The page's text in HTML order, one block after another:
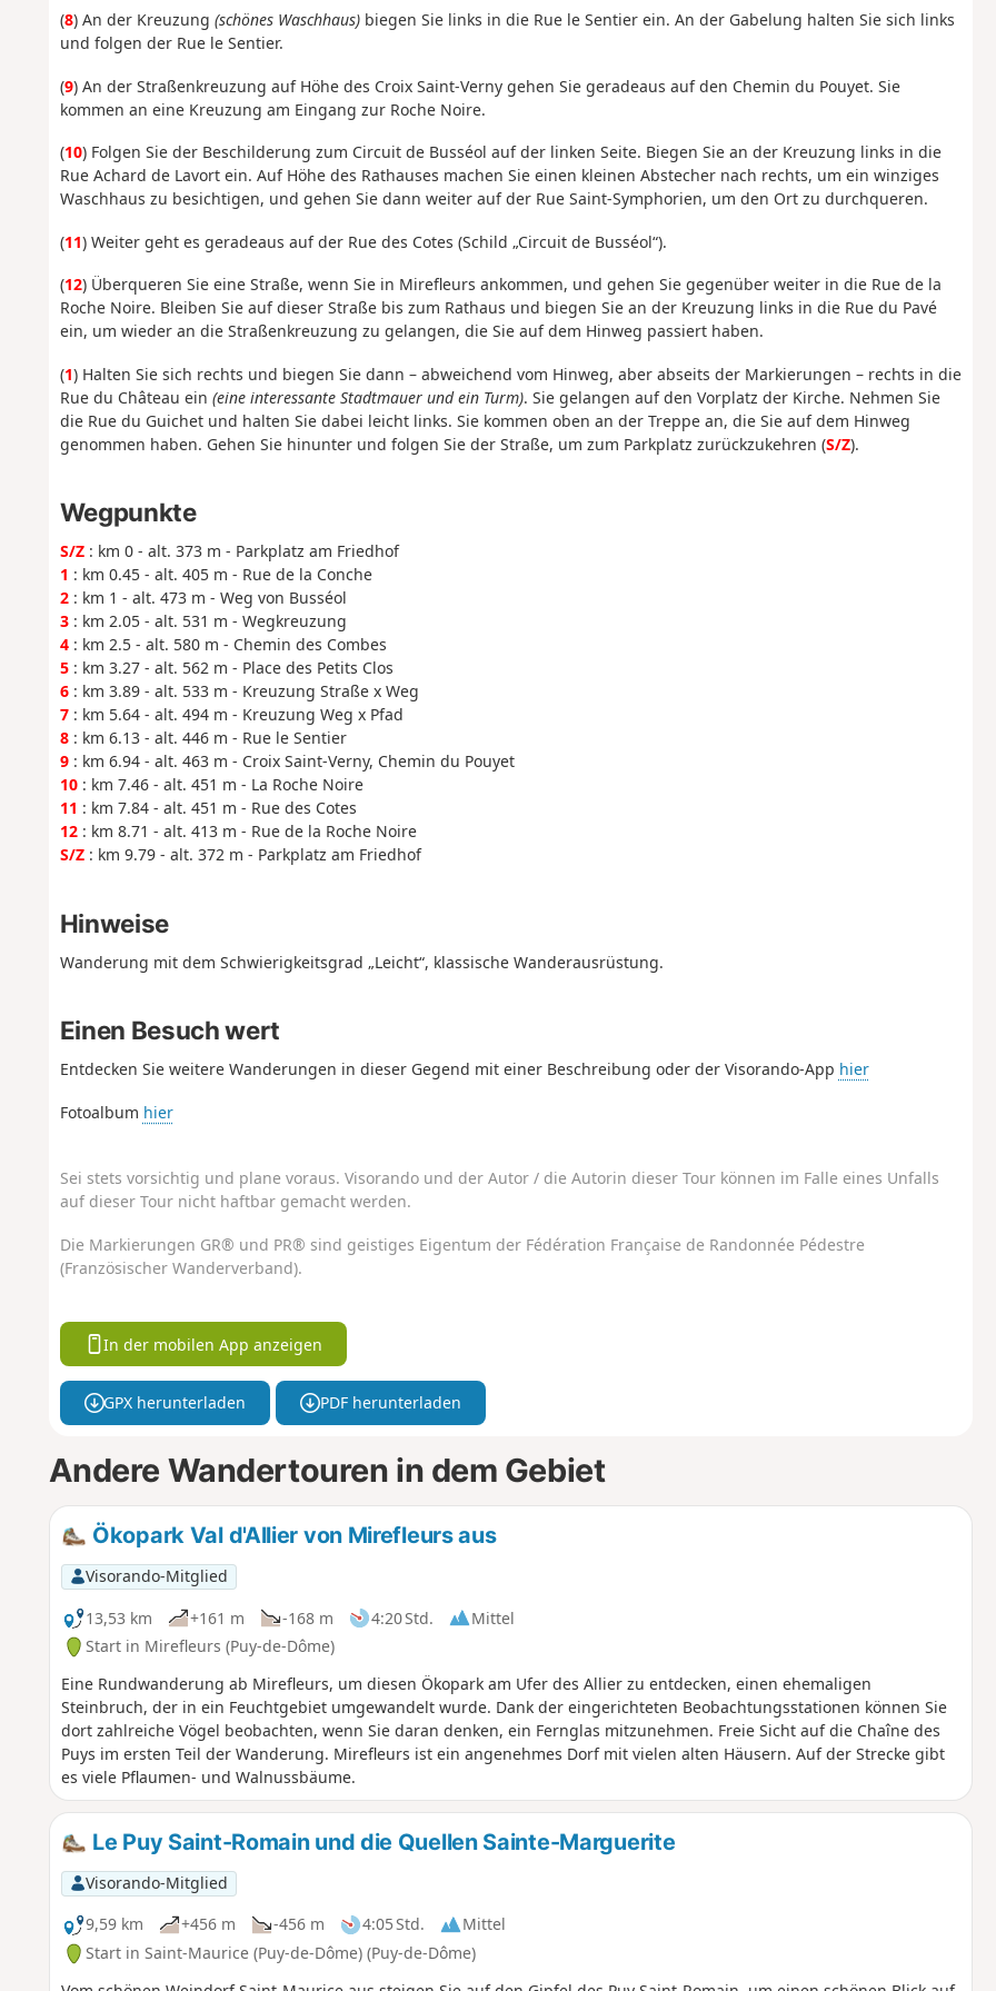
(8) An der Kreuzung (schönes Waschhaus)biegen Sie links in die Rue le Sentier ein. An der Gabelung halten Sie sich links
und folgen der Rue le Sentier.
(9) An der Straßenkreuzung auf Höhe des Croix Saint-Verny gehen Sie geradeaus auf den Chemin du Pouyet. Sie
kommen an eine Kreuzung am Eingang zur Roche Noire.
(10) Folgen Sie der Beschilderung zum Circuit de Busséol auf der linken Seite. Biegen Sie an der Kreuzung links in die
Rue Achard de Lavort ein. Auf Höhe des Rathauses machen Sie einen kleinen Abstecher nach rechts, um ein winziges
Waschhaus zu besichtigen, und gehen Sie dann weiter auf der Rue Saint-Symphorien, um den Ort zu durchqueren.
(11) Weiter geht es geradeaus auf der Rue des Cotes (Schild „Circuit de Busséol“).
(12) Überqueren Sie eine Straße, wenn Sie in Mirefleurs ankommen, und gehen Sie gegenüber weiter in die Rue de la
Roche Noire. Bleiben Sie auf dieser Straße bis zum Rathaus und biegen Sie an der Kreuzung links in die Rue du Pavé
ein, um wieder an die Straßenkreuzung zu gelangen, die Sie auf dem Hinweg passiert haben.
(1) Halten Sie sich rechts und biegen Sie dann – abweichend vom Hinweg, aber abseits der Markierungen – rechts in die
Rue du Château ein (eine interessante Stadtmauer und ein Turm). Sie gelangen auf den Vorplatz der Kirche. Nehmen Sie
die Rue du Guichet und halten Sie dabei leicht links. Sie kommen oben an der Treppe an, die Sie auf dem Hinweg
genommen haben. Gehen Sie hinunter und folgen Sie der Straße, um zum Parkplatz zurückzukehren (S/Z).
Wegpunkte
S/Z: km 0 - alt. 373 m - Parkplatz am Friedhof
1 : km 0.45 - alt. 405 m - Rue de la Conche
2: km 1 - alt. 473 m - Weg von Busséol
3: km 2.05 - alt. 531 m - Wegkreuzung
4: km 2.5 - alt. 580 m - Chemin des Combes
5: km 3.27 - alt. 562 m - Place des Petits Clos
6: km 3.89 - alt. 533 m - Kreuzung Straße x Weg
7: km 5.64 - alt. 494 m - Kreuzung Weg x Pfad
8: km 6.13 - alt. 446 m - Rue le Sentier
9: km 6.94 - alt. 463 m - Croix Saint-Verny, Chemin du Pouyet
10: km 7.46 - alt. 451 m - La Roche Noire
11 : km 7.84 - alt. 451 m - Rue des Cotes
12: km 8.71 - alt. 413 m - Rue de la Roche Noire
S/Z: km 9.79 - alt. 372 m - Parkplatz am Friedhof
Hinweise
Wanderung mit dem Schwierigkeitsgrad „Leicht“, klassische Wanderausrüstung.
Einen Besuch wert
Entdecken Sie weitere Wanderungen in dieser Gegend mit einer Beschreibung oder der Visorando-App hier
Fotoalbum hier
Sei stets vorsichtig und plane voraus. Visorando und der Autor / die Autorin dieser Tour können im Falle eines Unfalls
auf dieser Tour nicht haftbar gemacht werden.
Die Markierungen GR® und PR® sind geistiges Eigentum der Fédération Française de Randonnée Pédestre
(Französischer Wanderverband).
In der mobilen App anzeigen
GPX herunterladen PDF herunterladen
Andere Wandertouren in dem Gebiet
Ökopark Val d'Allier von Mirefleurs aus
Visorando-Mitglied
13,53 km
+161 m -168 m 4:20 Std.
Mittel
Start in Mirefleurs (Puy-de-Dôme)
Eine Rundwanderung ab Mirefleurs, um diesen Ökopark am Ufer des Allier zu entdecken, einen ehemaligen
Steinbruch, der in ein Feuchtgebiet umgewandelt wurde. Dank der eingerichteten Beobachtungsstationen können Sie
dort zahlreiche Vögel beobachten, wenn Sie daran denken, ein Fernglas mitzunehmen. Freie Sicht auf die Chaîne des
Puys im ersten Teil der Wanderung. Mirefleurs ist ein angenehmes Dorf mit vielen alten Häusern. Auf der Strecke gibt
es viele Pflaumen- und Walnussbäume.
Le Puy Saint-Romain und die Quellen Sainte-Marguerite
Visorando-Mitglied
9,59 km
+456 m -456 m 4:05 Std.
Mittel
Start in Saint-Maurice (Puy-de-Dôme) (Puy-de-Dôme)